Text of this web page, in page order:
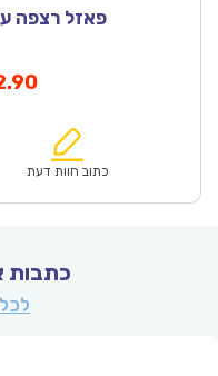
פאזל רצפה ענק
₪61.00.
המחיר
הוא:
כתוב חוות דעת
כתבות